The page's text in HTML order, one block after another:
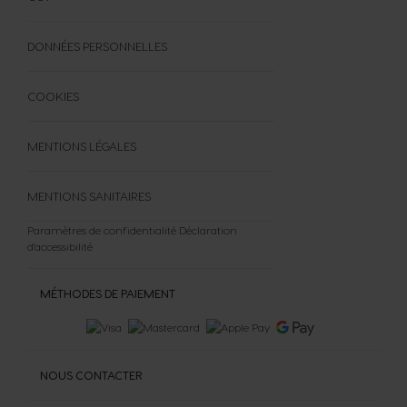
MÉTHODES DE PAIEMENT
NOUS CONTACTER
DONNÉES PERSONNELLES
COOKIES
MENTIONS LÉGALES
MENTIONS SANITAIRES
Paramètres de confidentialité Déclaration
d'accessibilité